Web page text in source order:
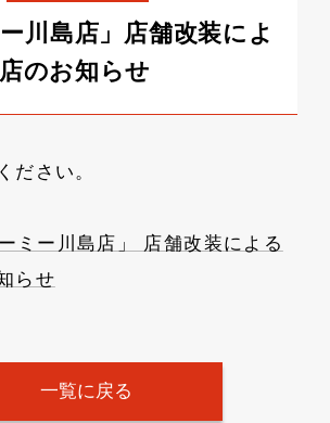
ー川島店」店舗改装によ
のお知らせ
ださい。
ーミー川島店」 店舗改装による
らせ
一覧に戻る